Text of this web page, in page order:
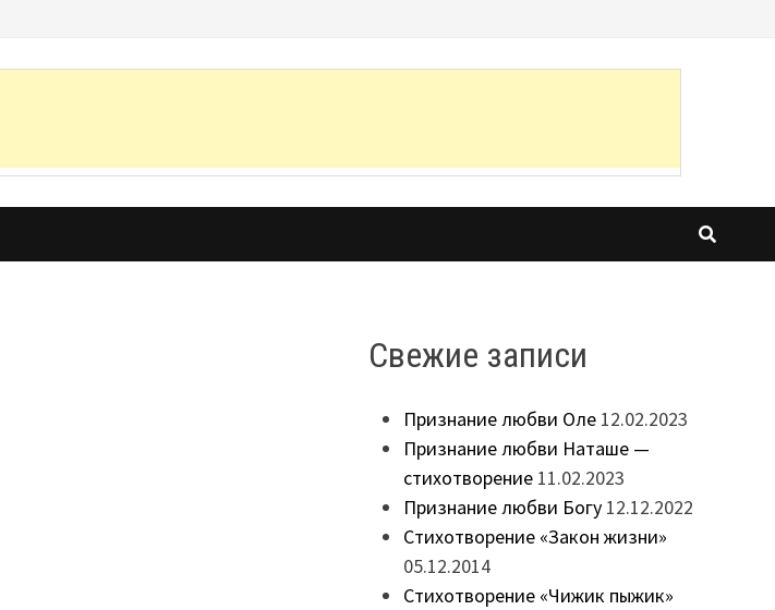
Свежие записи
Признание любви Оле 12.02.2023
Признание любви Наташе —
стихотворение 11.02.2023
Признание любви Богу 12.12.2022
Стихотворение «Закон жизни»
05.12.2014
Стихотворение «Чижик пыжик»